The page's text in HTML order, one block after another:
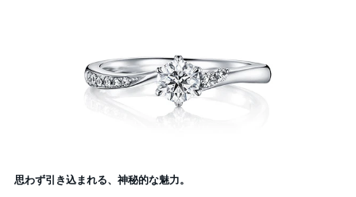
思わず引き込まれる、神秘的な魅力。